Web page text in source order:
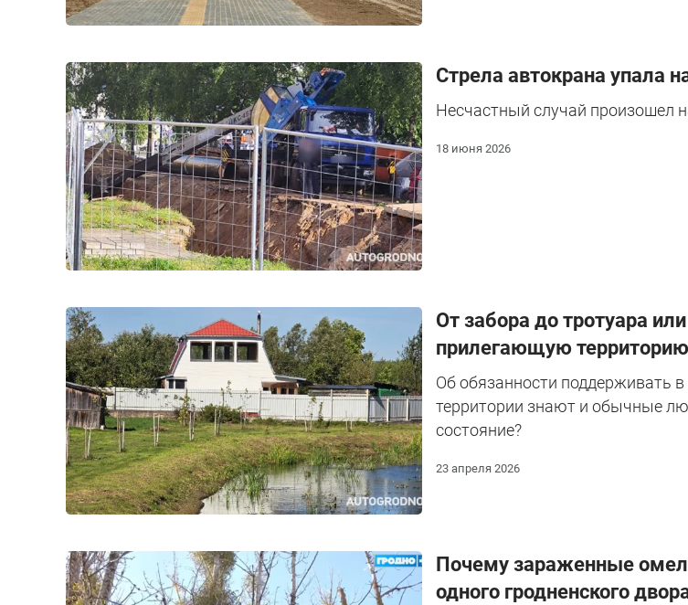
Стрела автокрана упала
Несчастный случай произошел
18 июня 2026
От забора до тротуара
прилегающую
Об обязанности поддерживать
территории знают и обычные
состояние?
23 апреля 2026
Почему зараженные
одного гродненского